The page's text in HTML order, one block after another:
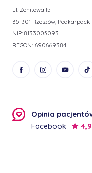
ul. Zenitowa 15
35-301 Rzeszów,
NIP: 8133005093
REGON: 690669384
Opinia
Facebook
4,9